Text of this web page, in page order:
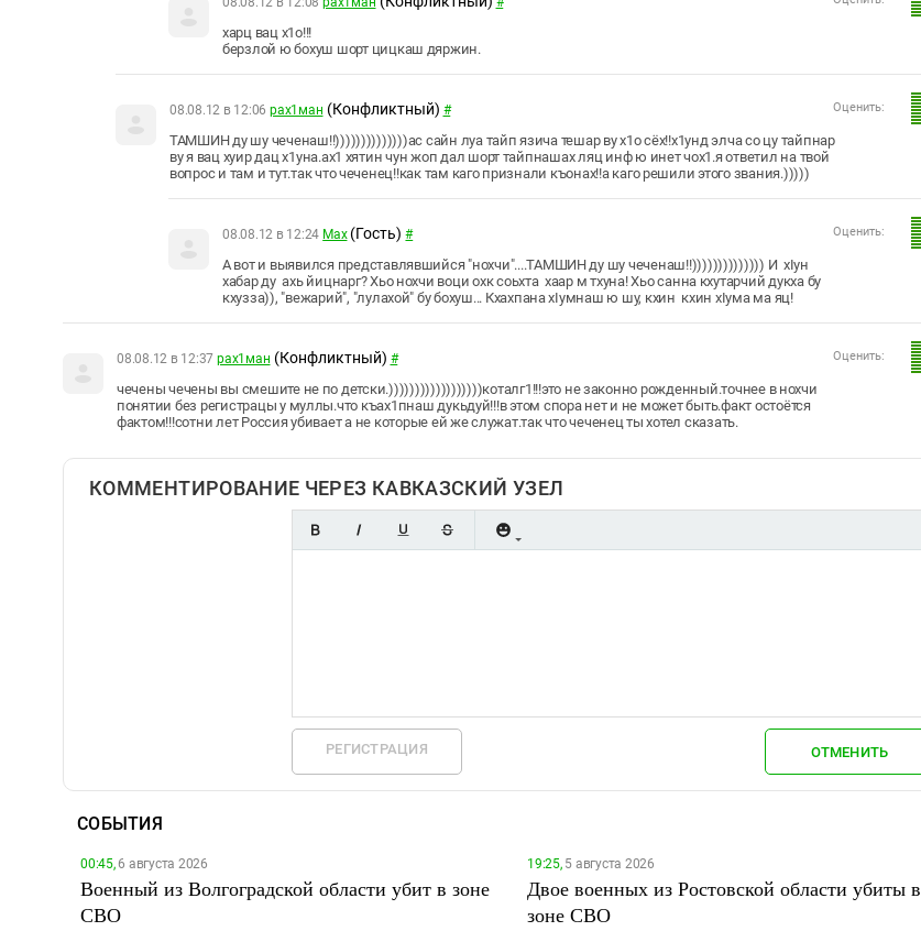
харц вац х1о!!!
берзлой ю бохуш шорт цицкаш дяржин.
Оценить:
08.08.12 в 12:06 рах1ман (Конфликтный) #
ТАМШИН ду шу чеченаш!!))))))))))))))ас сайн луа тайп язича тешар ву х1о сёх!!х1унд элча со цу тайпнар
ву я вац хуир дац х1уна.ах1 хятин чун жоп дал шорт тайпнашах ляц инф ю инет чох1.я ответил на твой
вопрос и там и тут.так что чеченец!!как там каго признали къонах!!а каго решили этого звания.)))))
Оценить:
08.08.12 в 12:24 Max (Гость) #
А вот и выявился представлявшийся "нохчи"....ТАМШИН ду шу чеченаш!!)))))))))))))) И хIун
хабар ду ахь йицнарг? Хьо нохчи воци охк соьхта хаар м тхуна! Хьо санна кхутарчий дукха бу
кхузза)), "вежарий", "лулахой" бу бохуш... Кхахпана хIумнаш ю шу, кхин кхин хIума ма яц!
Оценить:
08.08.12 в 12:37 рах1ман (Конфликтный) #
чечены чечены вы смешите не по детски.))))))))))))))))))коталг1!!!это не законно рожденный.точнее в нохчи
понятии без регистрацы у муллы.что къах1пнаш дукьдуй!!!в этом спора нет и не может быть.факт остоётся
фактом!!!сотни лет Россия убивает а не которые ей же служат.так что чеченец ты хотел сказать.
КОММЕНТИРОВАНИЕ ЧЕРЕЗ КАВКАЗСКИЙ УЗЕЛ
РЕГИСТРАЦИЯ ОТМЕНИТЬ
СОБЫТИЯ
00:45,6 августа 2026
Военный из Волгоградской области убит в зоне
СВО
19:25,5 августа 2026
Двое военных из Ростовской области убиты в
зоне СВО